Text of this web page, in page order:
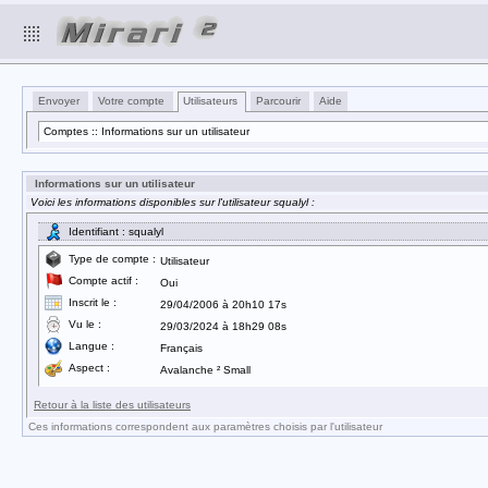
Envoyer Votre compte Utilisateurs Parcourir Aide
Comptes :: Informations sur un utilisateur
Informations sur un utilisateur
Voici les informations disponibles sur l'utilisateur squalyl :
Identifiant : squalyl
Type de compte : Utilisateur
Compte actif :
Oui
Inscrit le :
29/04/2006 à 20h10 17s
Vu le :
29/03/2024 à 18h29 08s
Langue :
Français
Aspect :
Avalanche ² Small
Retour à la liste des utilisateurs
Ces informations correspondent aux paramètres choisis par l'utilisateur